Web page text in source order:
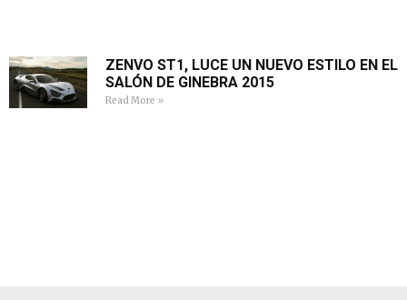
ZENVO ST1, LUCE UN NUEVO ESTILO EN EL
SALÓN DE GINEBRA 2015
Read More »